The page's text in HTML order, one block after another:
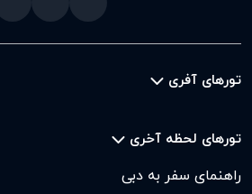
تورهای آفری
تورهای لحظه آخری
راهنمای سفر به دبی